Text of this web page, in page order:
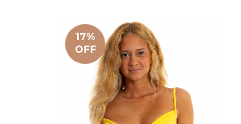
17%
OFF